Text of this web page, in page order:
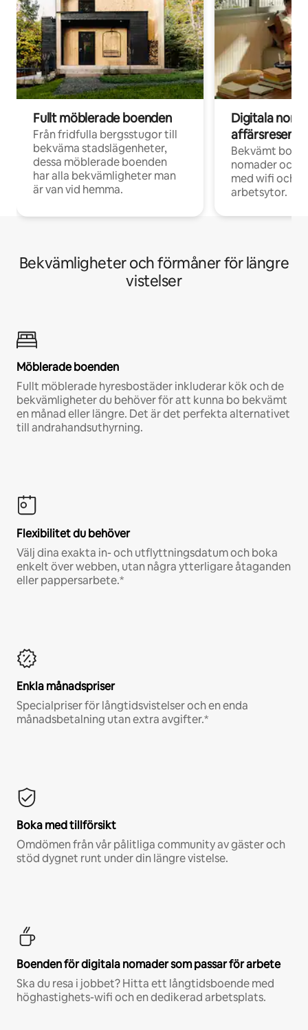
Fullt möblerade boenden
Från fridfulla bergsstugor till
bekväma stadslägenheter,
dessa möblerade boenden
har alla bekvämligheter man
är van vid hemma.
Digitala
Bekvämt
nomader och
med wifi och
arbetsytor.
Bekvämligheter och förmåner för längre
vistelser
Möblerade boenden
Fullt möblerade hyresbostäder inkluderar kök och de
bekvämligheter du behöver för att kunna bo bekvämt
en månad eller längre. Det är det perfekta alternativet
till andrahandsuthyrning.
Flexibilitet du behöver
Välj dina exakta in- och utflyttningsdatum och boka
enkelt över webben, utan några ytterligare åtaganden
eller pappersarbete.*
Enkla månadspriser
Specialpriser för långtidsvistelser och en enda
månadsbetalning utan extra avgifter.*
Boka med tillförsikt
Omdömen från vår pålitliga community av gäster och
stöd dygnet runt under din längre vistelse.
Boenden för digitala nomader som passar för arbete
Ska du resa i jobbet? Hitta ett långtidsboende med
höghastighets-wifi och en dedikerad arbetsplats.